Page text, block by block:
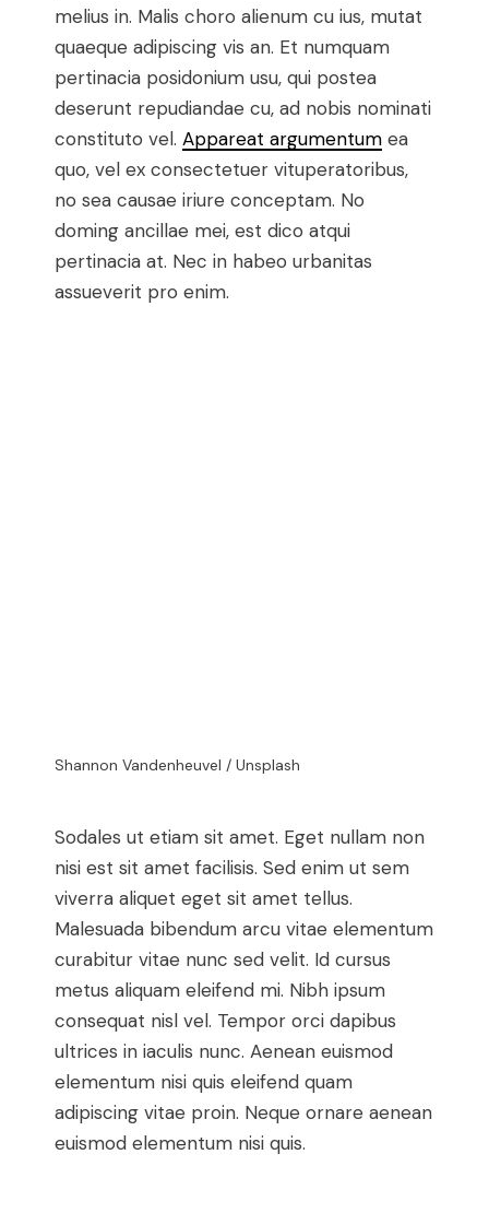
melius in. Malis choro alienum cu ius, mutat
quaeque adipiscing vis an. Et numquam
pertinacia posidonium usu, qui postea
deserunt repudiandae cu, ad nobis nominati
constituto vel.Appareat argumentum ea
quo, vel ex consectetuer vituperatoribus,
no sea causae iriure conceptam. No
doming ancillae mei, est dico atqui
pertinacia at. Nec in habeo urbanitas
assueverit pro enim.
Shannon Vandenheuvel / Unsplash
Sodales ut etiam sit amet. Eget nullam non
nisi est sit amet facilisis. Sed enim ut sem
viverra aliquet eget sit amet tellus.
Malesuada bibendum arcu vitae elementum
curabitur vitae nunc sed velit. Id cursus
metus aliquam eleifend mi. Nibh ipsum
consequat nisl vel. Tempor orci dapibus
ultrices in iaculis nunc. Aenean euismod
elementum nisi quis eleifend quam
adipiscing vitae proin. Neque ornare aenean
euismod elementum nisi quis.